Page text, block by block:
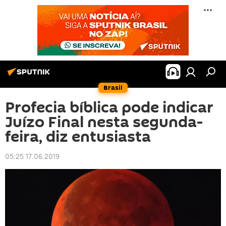
Brasil
Profecia bíblica pode indicar
Juízo Final nesta segunda-
feira, diz entusiasta
05:25 17.06.2019